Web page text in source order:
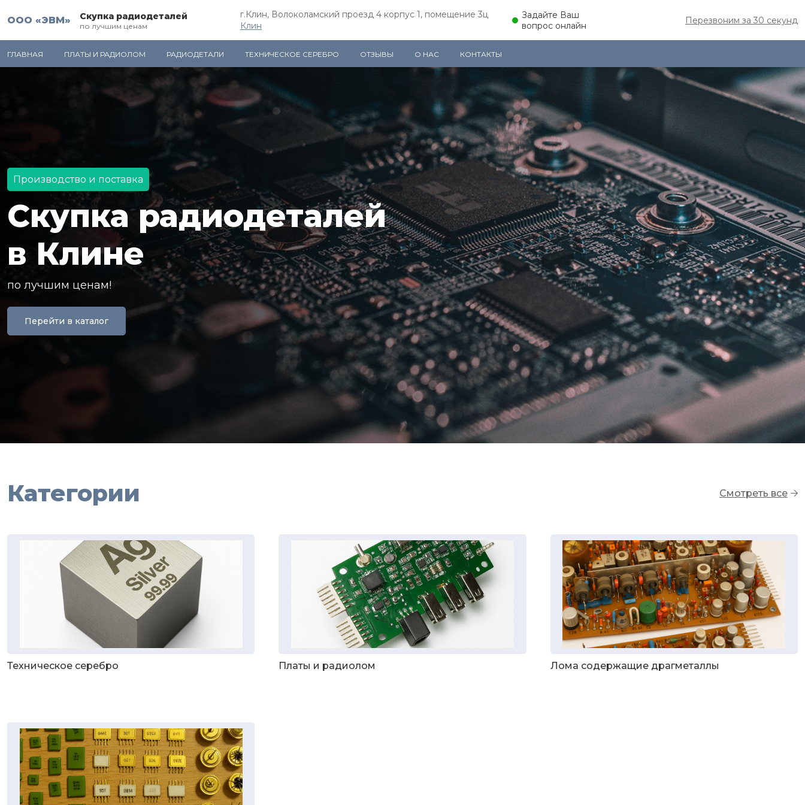
ООО «ЭВМ» Скупка радиодеталей
по лучшим ценам
г.Клин, Волоколамский проезд 4 корпус 1, помещение 3ц
Клин
Задайте Ваш
вопрос онлайн
Перезвоним за 30 секунд
ГЛАВНАЯ ПЛАТЫ И РАДИОЛОМ РАДИОДЕТАЛИ ТЕХНИЧЕСКОЕ СЕРЕБРО ОТЗЫВЫ О НАС КОНТАКТЫ
Производство и поставка
Скупка радиодеталей
в Клине
по лучшим ценам!
Перейти в каталог
Категории Смотреть все
Техническое серебро Платы и радиолом Лома содержащие драгметаллы